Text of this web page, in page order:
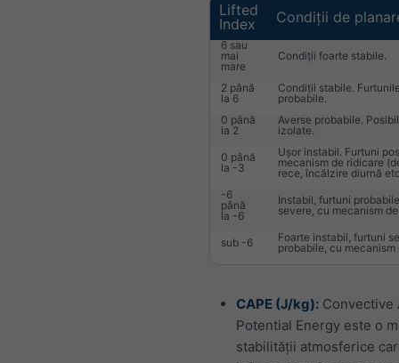
Lifted
Index
Condiții de
6 sau
mai
mare
Condiții foarte stabile.
2 până
la 6
Condiții stabile.
probabile.
0 până
la 2
Averse probabile.
izolate.
0 până
la -3
Ușor instabil. Furtuni
mecanism de ridicare
rece, încălzire diurnă
-6
până
la -6
Instabil, furtuni
severe, cu mecanism
sub -6
Foarte instabil, furtuni
probabile, cu mecanism
CAPE (J/kg): Convective
Potential Energy este o
stabilității atmosferice